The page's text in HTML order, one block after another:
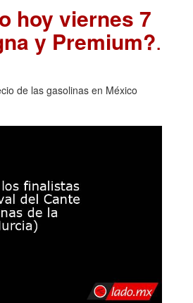
hoy viernes 7
y Premium?.
de las gasolinas en México